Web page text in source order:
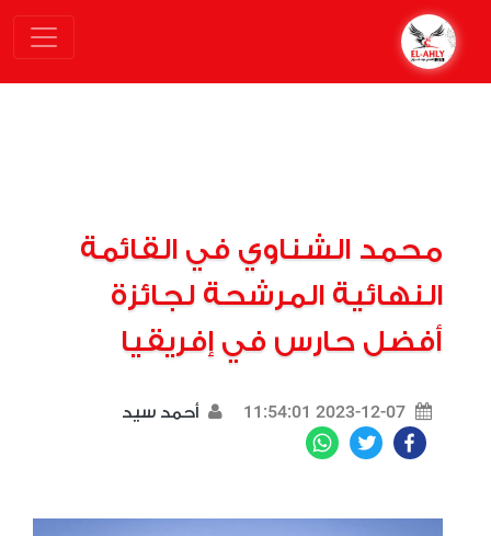
محمد الشناوي في القائمة
النهائية المرشحة لجائزة
أفضل حارس في إفريقيا
2023-12-07 11:54:01 أحمد سيد
Facebook
Twitter